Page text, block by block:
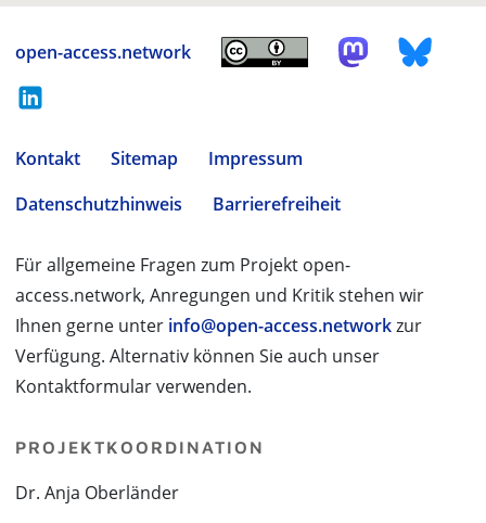
open-access.network
Kontakt Sitemap
Impressum
Datenschutzhinweis
Barrierefreiheit
Für allgemeine Fragen zum Projekt open-
access.network, Anregungen und Kritik stehen wir
Ihnen gerne unter info@open-access.networkzur
Verfügung. Alternativ können Sie auch unser
Kontaktformular verwenden.
PROJEKTKOORDINATION
Dr. Anja Oberländer